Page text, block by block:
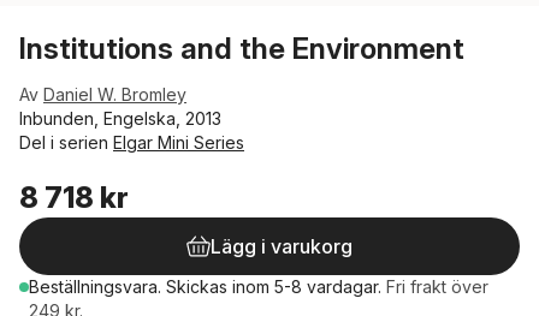
Institutions and the Environment
Av Daniel W. Bromley
Inbunden, Engelska, 2013
Del i serien Elgar Mini Series
8 718 kr
Lägg i varukorg
Beställningsvara. Skickas inom 5-8 vardagar. Fri frakt över
249 kr.